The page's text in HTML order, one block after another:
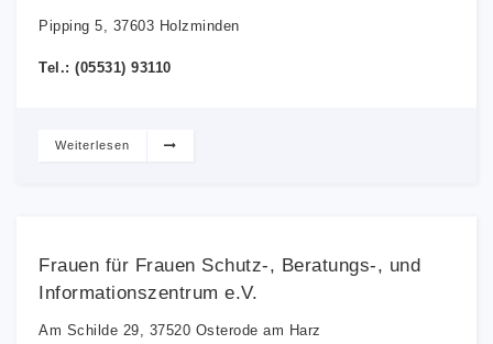
Pipping 5, 37603 Holzminden
Tel.: (05531) 93110
Weiterlesen
Frauen für Frauen Schutz-, Beratungs-, und
Informationszentrum e.V.
Am Schilde 29, 37520 Osterode am Harz